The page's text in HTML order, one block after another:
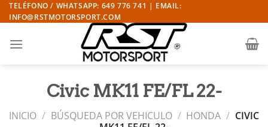
Saltar
al
TELÉFONO / WHATSAPP: 649 776 741 | EMAIL:
INFO@RSTMOTORSPORT.COM
Civic MK11 FE/FL 22-
INICIO / BÚSQUEDA POR VEHICULO / HONDA / CIVIC